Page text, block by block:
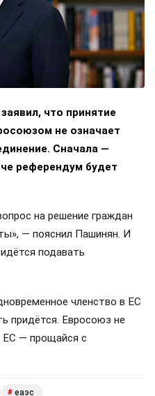
что принятие
не означает
Сначала —
референдум будет
на решение граждан
— пояснил Пашинян. И
подавать
членство в ЕС
придётся. Евросоюз не
ЕС — прощайся с
# еаэс